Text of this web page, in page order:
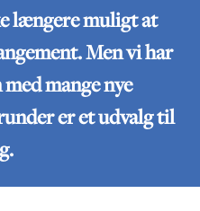
længere muligt at
Men vi har
mange nye
er et udvalg til